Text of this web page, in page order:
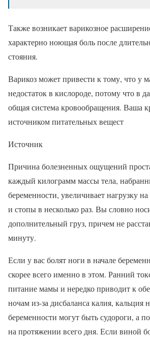
Также возникает варикозное
характерно ноющая боль после
стояния.
Варикоз может привести к тому, что у
недостаток в кислороде, потому что в
общая система кровообращения. Ваша
источником питательных вещест
Источник
Причина болезненных ощущений
каждый килограмм массы тела,
беременности, увеличивает нагрузку
и стопы в несколько раз. Вы словно
дополнительный груз, причем не
минуту.
Если у вас болят ноги в начале
скорее всего именно в этом. Ранний
питание мамы и нередко приводит к
ночам из-за дисбаланса калия, кальция
беременности могут быть судороги, а
на протяжении всего дня. Если виной